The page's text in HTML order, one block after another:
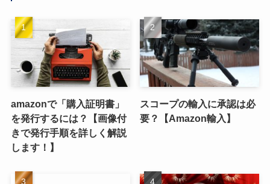
amazonで「購入証明書」
を発行するには？【画像付
きで発行手順を詳しく解説
します！】
スコープの輸入に承認は必
要？【Amazon輸入】